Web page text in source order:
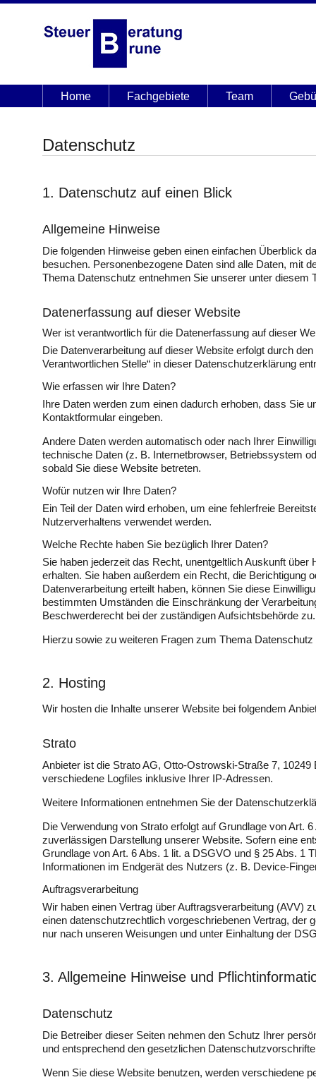
Home Fachgebiete Team
Datenschutz
1. Datenschutz auf einen Blick
Allgemeine Hinweise
Die folgenden Hinweise geben einen einfachen Überblick
besuchen. Personenbezogene Daten sind alle Daten, mit
Thema Datenschutz entnehmen Sie unserer unter diesem
Datenerfassung auf dieser Website
Wer ist verantwortlich für die Datenerfassung auf dieser
Die Datenverarbeitung auf dieser Website erfolgt durch
Verantwortlichen Stelle“ in dieser Datenschutzerklärung
Wie erfassen wir Ihre Daten?
Ihre Daten werden zum einen dadurch erhoben, dass Sie
Kontaktformular eingeben.
Andere Daten werden automatisch oder nach Ihrer
technische Daten (z. B. Internetbrowser, Betriebssystem
sobald Sie diese Website betreten.
Wofür nutzen wir Ihre Daten?
Ein Teil der Daten wird erhoben, um eine fehlerfreie
Nutzerverhaltens verwendet werden.
Welche Rechte haben Sie bezüglich Ihrer Daten?
Sie haben jederzeit das Recht, unentgeltlich Auskunft
erhalten. Sie haben außerdem ein Recht, die Berichtigung
Datenverarbeitung erteilt haben, können Sie diese
bestimmten Umständen die Einschränkung der
Beschwerderecht bei der zuständigen Aufsichtsbehörde zu.
Hierzu sowie zu weiteren Fragen zum Thema
2. Hosting
Wir hosten die Inhalte unserer Website bei folgendem
Strato
Anbieter ist die Strato AG, Otto-Ostrowski-Straße 7,
verschiedene Logfiles inklusive Ihrer IP-Adressen.
Weitere Informationen entnehmen Sie der
Die Verwendung von Strato erfolgt auf Grundlage von Art.
zuverlässigen Darstellung unserer Website. Sofern eine
Grundlage von Art. 6 Abs. 1 lit. a DSGVO und § 25 Abs. 1
Informationen im Endgerät des Nutzers (z. B. Device-
Auftragsverarbeitung
Wir haben einen Vertrag über Auftragsverarbeitung (AVV)
einen datenschutzrechtlich vorgeschriebenen Vertrag, der
nur nach unseren Weisungen und unter Einhaltung der
3. Allgemeine Hinweise und
Datenschutz
Die Betreiber dieser Seiten nehmen den Schutz Ihrer
und entsprechend den gesetzlichen
Wenn Sie diese Website benutzen, werden verschiedene